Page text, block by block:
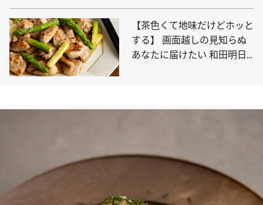
【茶色くて地味だけどホッと
する】 画面越しの見知らぬ
あなたに届けたい 和田明日